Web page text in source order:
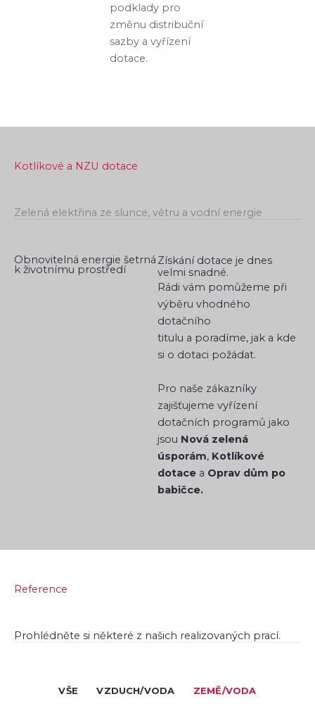
podklady pro
změnu distribuční
sazby a vyřízení
dotace.
Kotlíkové a NZU dotace
Zelená elektřina ze slunce, větru a vodní energie
Obnovitelná energie šetrná
k životnímu prostředí
Získání dotace je dnes
velmi snadné.
Rádi vám pomůžeme při
výběru vhodného
dotačního
titulu a poradíme, jak a kde
si o dotaci požádat.
Pro naše zákazníky
zajišťujeme vyřízení
dotačních programů jako
jsou Nová zelená
úsporám, Kotlíkové
dotace a Oprav dům po
babičce.
Reference
Prohlédněte si některé z našich realizovaných prací.
VŠE VZDUCH/VODA ZEMĚ/VODA